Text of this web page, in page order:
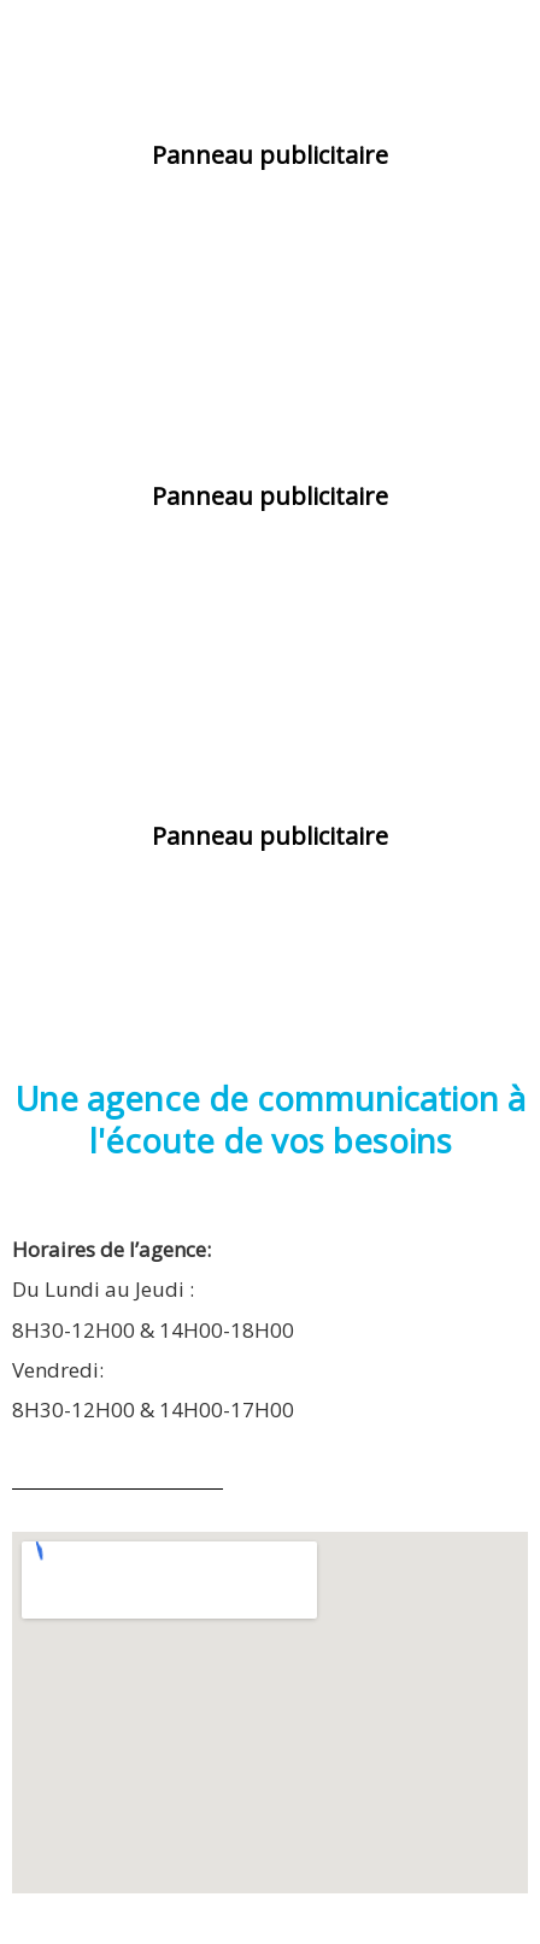
Panneau publicitaire
Panneau publicitaire
Panneau publicitaire
Une agence de communication à
l'écoute de vos besoins
Horaires de l’agence:
Du Lundi au Jeudi :
8H30-12H00 & 14H00-18H00
Vendredi:
8H30-12H00 & 14H00-17H00